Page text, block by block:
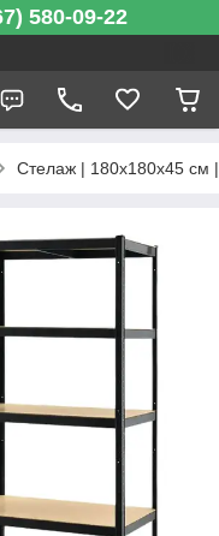
580-09-22
Стелаж | 180х180х45 см